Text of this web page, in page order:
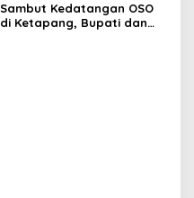
Sambut Kedatangan OSO
di Ketapang, Bupati dan